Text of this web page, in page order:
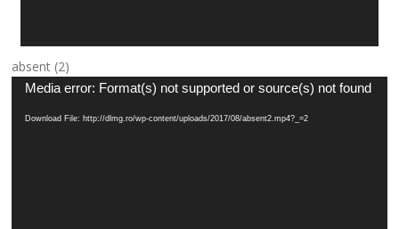
absent (2)
Player
Media error: Format(s) not supported or source(s) not found
Download File: http://dlmg.ro/wp-content/uploads/2017/08/absent2.mp4?_=2